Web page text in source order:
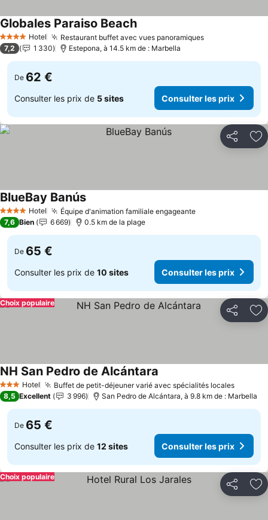
4 Étoiles Hotel Restaurant buffet avec vues panoramiquesConsulter les
Globales Paraiso BeachConsulter les prix
7,2 1 330 Estepona, à 14.5 km de : Marbella
De 62 €
Consulter les prix de 5 sites Consulter les prix
Partager
4 Étoiles Hotel Équipe d'animation familiale engageanteConsulter les
BlueBay BanúsConsulter les prix
7,6 Bien 6 669 0.5 km de la plage
De 65 €
Consulter les prix de 10 sites Consulter les prix
Partager
Choix populaire
3 ÉtoilesHotel Buffet de petit-déjeuner varié avec spécialités locales
NH San Pedro de Alcántara
8,5 Excellent 3 996 San Pedro de Alcántara, à 9.8 km de : Marbella
De 65 €
Consulter les prix de 12 sites Consulter les prix
Partager
Choix populaire